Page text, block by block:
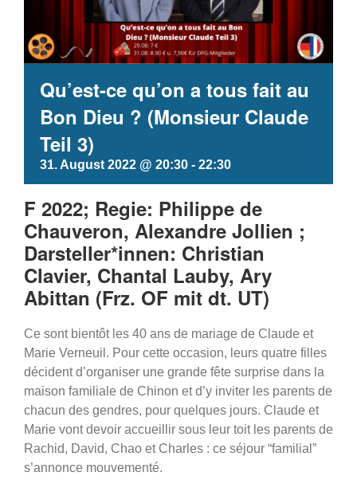
Qu’est-ce qu’on a tous fait au
Bon Dieu ? (Monsieur Claude
Teil 3)
31. August 2022 @ 20:30 - 22:30
F 2022; Regie: Philippe de
Chauveron, Alexandre Jollien ;
Darsteller*innen: Christian
Clavier, Chantal Lauby, Ary
Abittan (Frz. OF mit dt. UT)
Ce sont bientôt les 40 ans de mariage de Claude et
Marie Verneuil. Pour cette occasion, leurs quatre filles
décident d’organiser une grande fête surprise dans la
maison familiale de Chinon et d’y inviter les parents de
chacun des gendres, pour quelques jours. Claude et
Marie vont devoir accueillir sous leur toit les parents de
Rachid, David, Chao et Charles : ce séjour “familial”
s’annonce mouvementé.